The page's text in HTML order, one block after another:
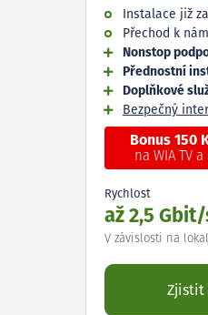
Instalace již
Přechod k
Nonstop
Přednostní
Doplňkové
Bezpečný
Bonus 150
na WIA TV
Rychlost
až 2,5
V závislosti na
Zjistit